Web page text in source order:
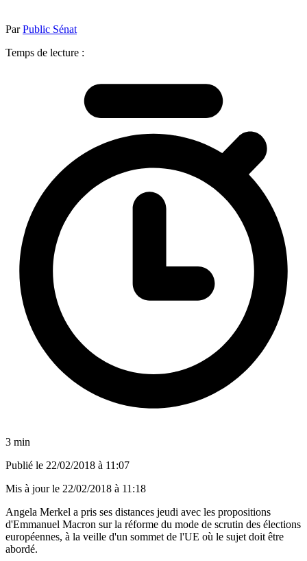
ParPublic Sénat
Temps de lecture :
3 min
Publié le 22/02/2018 à 11:07
Mis à jour le 22/02/2018 à 11:18
Angela Merkel a pris ses distances jeudi avec les propositions
d'Emmanuel Macron sur la réforme du mode de scrutin des élections
européennes, à la veille d'un sommet de l'UE où le sujet doit être
abordé.